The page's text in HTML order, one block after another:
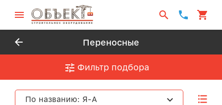
Переносные
Фильтр подбора
По названию: Я-А